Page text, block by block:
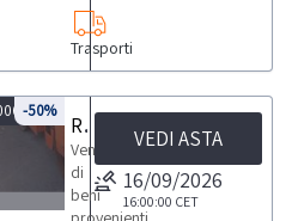
Trasporti
-50%
Rullo compattatore vibrante e attrezzatura varia
Vendita
di
beni
VEDI ASTA
16/09/2026
16:00:00 CET